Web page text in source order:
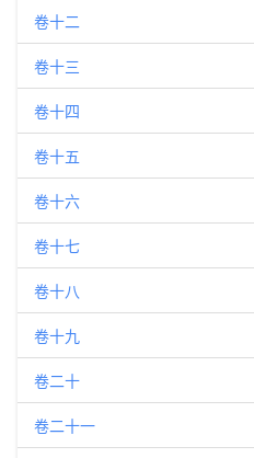
卷十二
卷十三
卷十四
卷十五
卷十六
卷十七
卷十八
卷十九
卷二十
卷二十一